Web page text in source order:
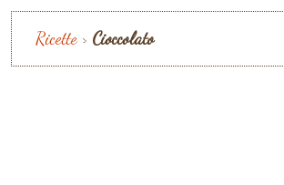
Ricette > Cioccolato